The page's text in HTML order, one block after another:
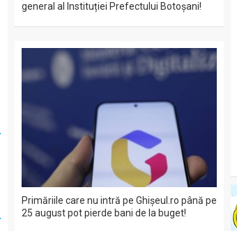
general al Instituției Prefectului Botoșani!
Primăriile care nu intră pe Ghişeul.ro până pe
25 august pot pierde bani de la buget!